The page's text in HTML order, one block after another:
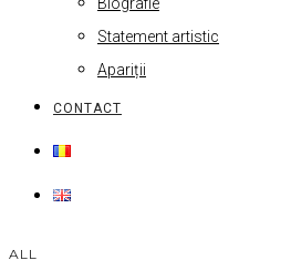
Statement artistic
Apariții
CONTACT
ALL